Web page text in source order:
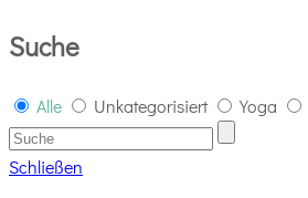
Suche
Alle Unkategorisiert Yoga
Schließen